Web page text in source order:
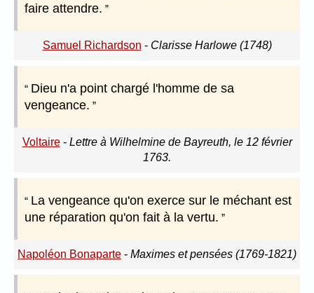
faire attendre.
Samuel Richardson - Clarisse Harlowe (1748)
Dieu n'a point chargé l'homme de sa
vengeance.
Voltaire- Lettre à Wilhelmine de Bayreuth, le 12 février
1763.
La vengeance qu'on exerce sur le méchant est
une réparation qu'on fait à la vertu.
Napoléon Bonaparte - Maximes et pensées (1769-1821)